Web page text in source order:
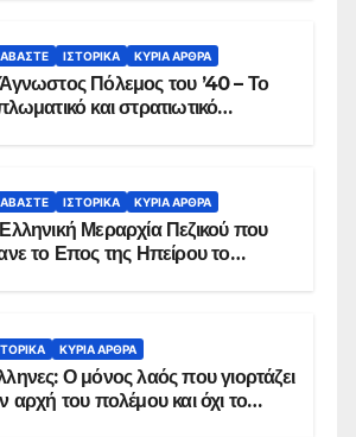
ΙΣΤΟΡΙΚΆ ΚΥΡΙΑ ΑΡΘΡΑ
Πόλεμος του ’40 – Το
και στρατιωτικό
ΙΣΤΟΡΙΚΆ ΚΥΡΙΑ ΑΡΘΡΑ
Μεραρχία Πεζικού που
το Επος της Ηπείρου το
ΚΥΡΙΑ ΑΡΘΡΑ
Ο μόνος λαός που γιορτάζει
αρχή του πολέμου και όχι το